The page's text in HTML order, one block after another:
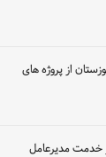
از پروژه های
خدمت مدیرعامل